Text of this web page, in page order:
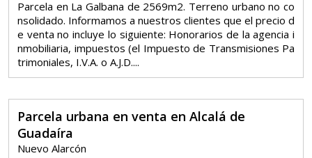
Parcela en La Galbana de 2569m2. Terreno urbano no co
nsolidado. Informamos a nuestros clientes que el precio d
e venta no incluye lo siguiente: Honorarios de la agencia i
nmobiliaria, impuestos (el Impuesto de Transmisiones Pa
trimoniales, I.V.A. o A.J.D....
Parcela urbana en venta en Alcalá de
Guadaíra
Nuevo Alarcón